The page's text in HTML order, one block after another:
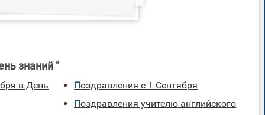
знаний "
Поздравления с 1 Сентября
Поздравления учителю английского